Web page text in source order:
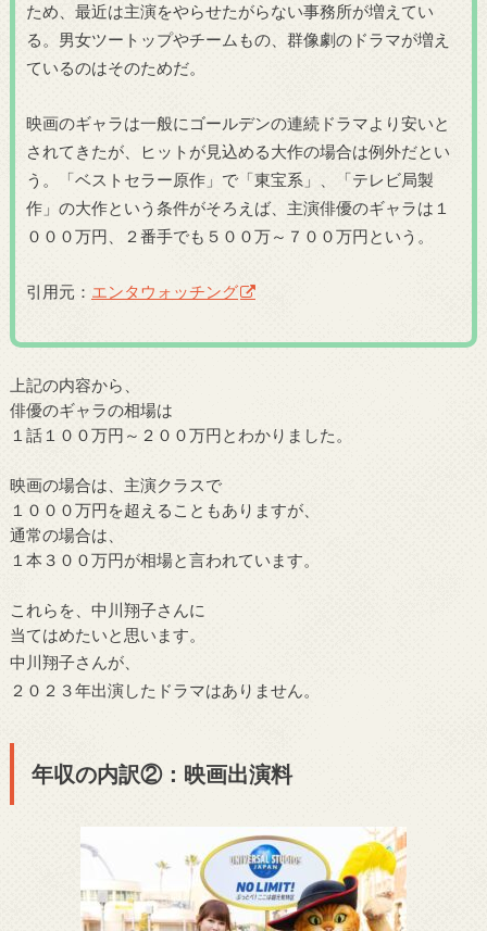
ため、最近は主演をやらせたがらない事務所が増えてい
る。男女ツートップやチームもの、群像劇のドラマが増え
ているのはそのためだ。
映画のギャラは一般にゴールデンの連続ドラマより安いと
されてきたが、ヒットが見込める大作の場合は例外だとい
う。「ベストセラー原作」で「東宝系」、「テレビ局製
作」の大作という条件がそろえば、主演俳優のギャラは１
０００万円、２番手でも５００万～７００万円という。
引用元： エンタウォッチング
上記の内容から、
俳優のギャラの相場は
１話１００万円～２００万円とわかりました。
映画の場合は、主演クラスで
１０００万円を超えることもありますが、
通常の場合は、
１本３００万円が相場と言われています。
これらを、中川翔子さんに
当てはめたいと思います。
中川翔子さんが、
２０２３年出演したドラマはありません。
年収の内訳②：映画出演料